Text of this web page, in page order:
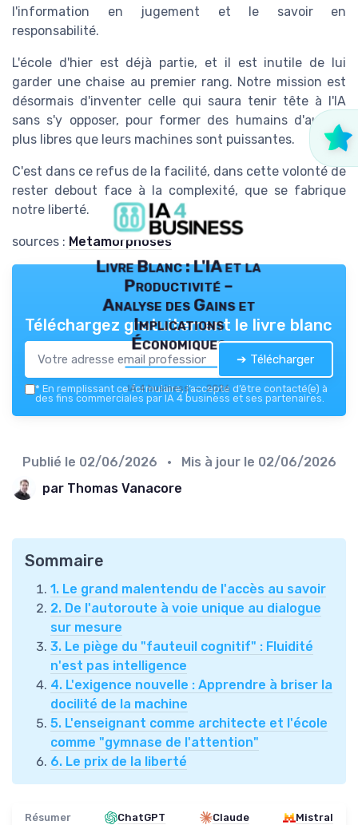
l'information en jugement et le savoir en
responsabilité.
L'école d'hier est déjà partie, et il est inutile de lui
garder une chaise au premier rang. Notre mission est
désormais d'inventer celle qui saura tenir tête à l'IA
sans s'y opposer, pour former des humains d'autant
plus libres que leurs machines sont puissantes.
C'est dans ce refus de la facilité, dans cette volonté de
rester debout face à la complexité, que se fabrique
notre liberté.
sources : Metamorphoses
Livre Blanc : L'IA et la
Productivité –
Analyse des Gains et
Implications
Économiques
IA 4 business — 2026
Téléchargez gratuitement le livre blanc
➔ Télécharger
* En remplissant ce formulaire, j’accepte d’être contacté(e) à
des fins commerciales par IA 4 business et ses partenaires.
Publié le 02/06/2026 • Mis à jour le 02/06/2026
par Thomas Vanacore
Sommaire
1. Le grand malentendu de l'accès au savoir
2. De l'autoroute à voie unique au dialogue
sur mesure
3. Le piège du "fauteuil cognitif" : Fluidité
n'est pas intelligence
4. L'exigence nouvelle : Apprendre à briser la
docilité de la machine
5. L'enseignant comme architecte et l'école
comme "gymnase de l'attention"
6. Le prix de la liberté
Résumer ChatGPT Claude Mistral